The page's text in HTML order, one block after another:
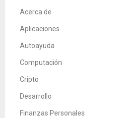
Acerca de
Aplicaciones
Autoayuda
Computación
Cripto
Desarrollo
Finanzas Personales